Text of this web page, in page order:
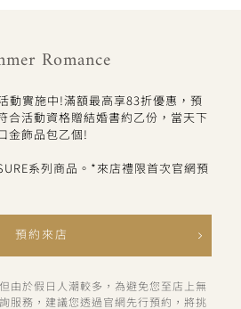
Romance
動實施中!滿額最高享83折優惠，預
合活動資格贈結婚書約乙份，當天下
金飾品包乙個!
系列商品。*來店禮限首次官網預
預約來店
由於假日人潮較多，為避免您至店上無
服務，建議您透過官網先行預約，將挑